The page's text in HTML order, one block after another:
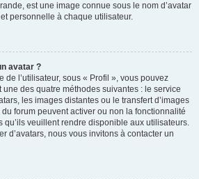
est une image connue sous le nom d’avatar
personnelle à chaque utilisateur.
avatar ?
de l’utilisateur, sous « Profil », vous pouvez
des quatre méthodes suivantes : le service
les images distantes ou le transfert d’images
forum peuvent activer ou non la fonctionnalité
qu’ils veuillent rendre disponible aux utilisateurs.
d’avatars, nous vous invitons à contacter un